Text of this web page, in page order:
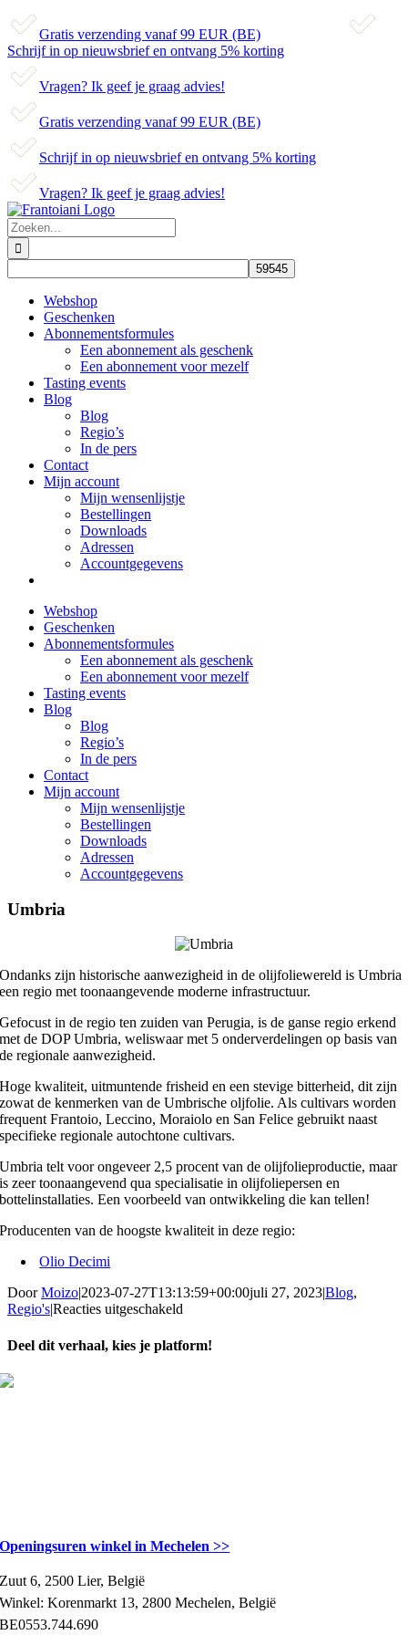
Gratis verzending vanaf 99 EUR (BE)
Schrijf in op nieuwsbrief en ontvang 5% korting
Vragen? Ik geef je graag advies!
Gratis verzending vanaf 99 EUR (BE)
Schrijf in op nieuwsbrief en ontvang 5% korting
Vragen? Ik geef je graag advies!
Skip
to
content
Zoeken
naar:
Webshop
Geschenken
Abonnementsformules
Een abonnement als geschenk
Een abonnement voor mezelf
Tasting events
Blog
Blog
Regio’s
In de pers
Contact
Mijn account
Mijn wensenlijstje
Bestellingen
Downloads
Adressen
Accountgegevens
Webshop
Geschenken
Abonnementsformules
Een abonnement als geschenk
Een abonnement voor mezelf
Tasting events
Blog
Blog
Regio’s
In de pers
Contact
Mijn account
Mijn wensenlijstje
Bestellingen
Downloads
Adressen
Accountgegevens
Umbria
Ondanks zijn historische aanwezigheid in de olijfoliewereld is Umbria
een regio met toonaangevende moderne infrastructuur.
Gefocust in de regio ten zuiden van Perugia, is de ganse regio erkend
met de DOP Umbria, weliswaar met 5 onderverdelingen op basis van
de regionale aanwezigheid.
Hoge kwaliteit, uitmuntende frisheid en een stevige bitterheid, dit zijn
zowat de kenmerken van de Umbrische oljfolie. Als cultivars worden
frequent Frantoio, Leccino, Moraiolo en San Felice gebruikt naast
specifieke regionale autochtone cultivars.
Umbria telt voor ongeveer 2,5 procent van de olijfolieproductie, maar
is zeer toonaangevend qua specialisatie in olijfoliepersen en
bottelinstallaties. Een voorbeeld van ontwikkeling die kan tellen!
Producenten van de hoogste kwaliteit in deze regio:
Olio Decimi
DoorMoizo|2023-07-27T13:13:59+00:00juli 27, 2023|Blog,
Regio's|Reacties uitgeschakeld
Deel dit verhaal, kies je platform!
Facebook
X
Reddit
LinkedIn
WhatsApp
Telegram
Tumblr
Pinterest
Vk
Xing
E-
Openingsuren winkel in Mechelen >>
Zuut 6, 2500 Lier, België
Winkel: Korenmarkt 13, 2800 Mechelen, België
BE0553.744.690